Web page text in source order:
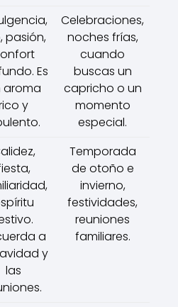
pasión,
Es
aroma
y
Celebraciones,
noches frías,
cuando
buscas un
capricho o un
momento
especial.
a
y
las
Temporada
de otoño e
invierno,
festividades,
reuniones
familiares.